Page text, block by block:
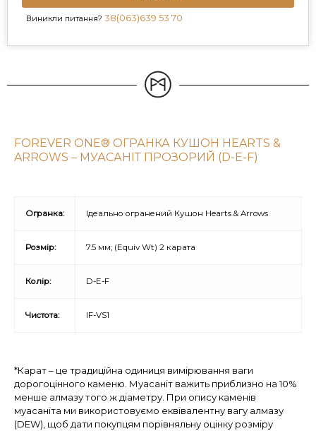
Виникли питання? 38(063)639 53 70
FOREVER ONE® ОГРАНКА КУШОН HEARTS &
ARROWS – МУАСАНІТ ПРОЗОРИЙ (D-E-F)
Огранка: Ідеально огранений Кушон Hearts & Arrows
Розмір: 7.5 мм; (Equiv Wt) 2 карата
Колір: D-E-F
Чистота: IF-VS1
*Карат – це традиційна одиниця вимірювання ваги
дорогоцінного каменю. Муасаніт важить приблизно на 10%
менше алмазу того ж діаметру. При опису каменів
муасаніта ми використовуємо еквівалентну вагу алмазу
(DEW), щоб дати покупцям порівняльну оцінку розміру